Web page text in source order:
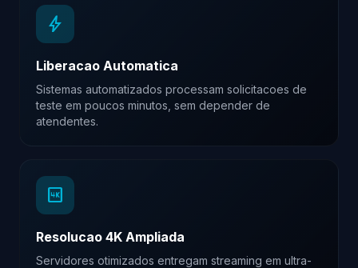
bolt
Liberacao Automatica
Sistemas automatizados processam solicitacoes de
teste em poucos minutos, sem depender de
atendentes.
4k
Resolucao 4K Ampliada
Servidores otimizados entregam streaming em ultra-